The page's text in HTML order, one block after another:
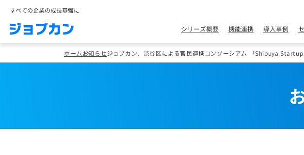
すべての企業の成長基盤に
シリーズ概要 機能連携 導入事例
ホームお知らせジョブカン、渋谷区による官民連携コンソーシアム 「Shibuya